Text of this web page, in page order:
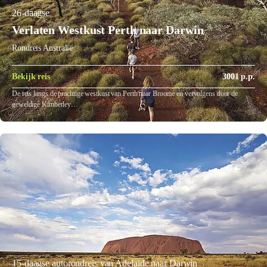
26-daagse
Verlaten Westkust Perth naar Darwin
Rondreis Australië
Bekijk reis 3001 p.p.
De reis langs de prachtige westkust van Perth naar Broome en vervolgens door de
geweldige Kimberley…
:
15-daagse autorondreis van Adelaide naar Darwin